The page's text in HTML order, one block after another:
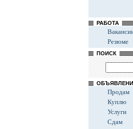
РАБОТА
Резюме
ПОИСК
Продам
Куплю
Услуги
Сдам